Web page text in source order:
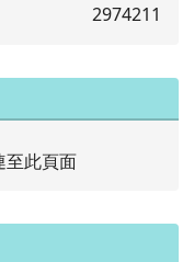
2974211